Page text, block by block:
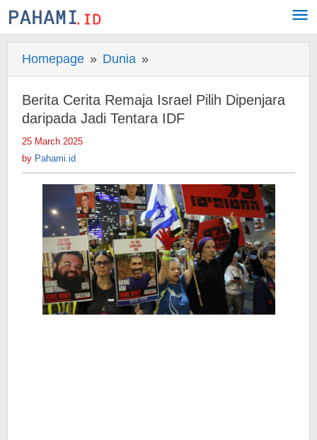
Skip
to
Homepage » Dunia »
Cerita
Remaja
Israel
daripada
Jadi
Tentara
IDF
Berita Cerita Remaja Israel Pilih Dipenjara
daripada Jadi Tentara IDF
25 March 2025
by Pahami.id